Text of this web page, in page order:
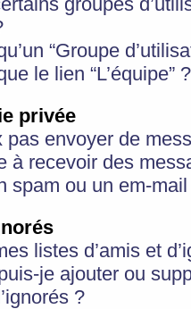
“Groupe
le lien “L’équipe” ?
privée
pas envoyer de
à recevoir des
spam ou un em-
listes d’amis et
je ajouter ou
?